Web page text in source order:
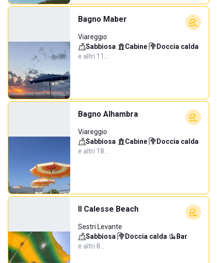
Bagno Maber
Viareggio
Sabbiosa· Cabine· Doccia calda·
e altri 11…
Bagno Alhambra
Viareggio
Sabbiosa· Cabine· Doccia calda·
e altri 18…
Il Calesse Beach
Sestri Levante
Sabbiosa· Doccia calda· Bar·
e altri 8…